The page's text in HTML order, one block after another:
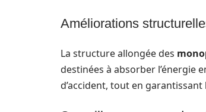
Améliorations
La structure allongée des
destinées à absorber l’énergie
d’accident, tout en